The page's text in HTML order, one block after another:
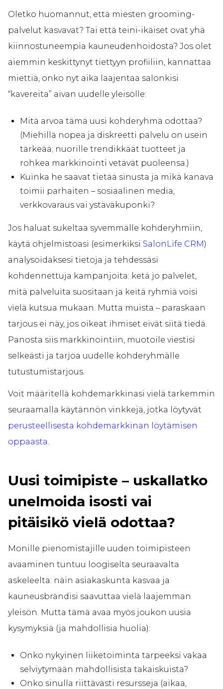
Oletko huomannut, että miesten grooming-
palvelut kasvavat? Tai että teini-ikäiset ovat yhä
kiinnostuneempia kauneudenhoidosta? Jos olet
aiemmin keskittynyt tiettyyn profiiliin, kannattaa
miettiä, onko nyt aika laajentaa salonkisi
“kavereita” aivan uudelle yleisölle:
Mitä arvoa tämä uusi kohderyhmä odottaa?
(Miehillä nopea ja diskreetti palvelu on usein
tärkeää; nuorille trendikkäät tuotteet ja
rohkea markkinointi vetävät puoleensa.)
Kuinka he saavat tietää sinusta ja mikä kanava
toimii parhaiten – sosiaalinen media,
verkkovaraus vai ystäväkuponki?
Jos haluat sukeltaa syvemmälle kohderyhmiin,
käytä ohjelmistoasi (esimerkiksi SalonLife CRM)
analysoidaksesi tietoja ja tehdessäsi
kohdennettuja kampanjoita: ketä jo palvelet,
mitä palveluita suositaan ja keitä ryhmiä voisi
vielä kutsua mukaan. Mutta muista – paraskaan
tarjous ei näy, jos oikeat ihmiset eivät siitä tiedä.
Panosta siis markkinointiin, muotoile viestisi
selkeästi ja tarjoa uudelle kohderyhmälle
tutustumistarjous.
Voit määritellä kohdemarkkinasi vielä tarkemmin
seuraamalla käytännön vinkkejä, jotka löytyvät
perusteellisesta kohdemarkkinan löytämisen
oppaasta.
Uusi toimipiste – uskallatko
unelmoida isosti vai
pitäisikö vielä odottaa?
Monille pienomistajille uuden toimipisteen
avaaminen tuntuu loogiselta seuraavalta
askeleelta: näin asiakaskunta kasvaa ja
kauneusbrändisi saavuttaa vielä laajemman
yleisön. Mutta tämä avaa myös joukon uusia
kysymyksiä (ja mahdollisia huolia):
Onko nykyinen liiketoiminta tarpeeksi vakaa
selviytymään mahdollisista takaiskuista?
Onko sinulla riittävästi resursseja (aikaa,